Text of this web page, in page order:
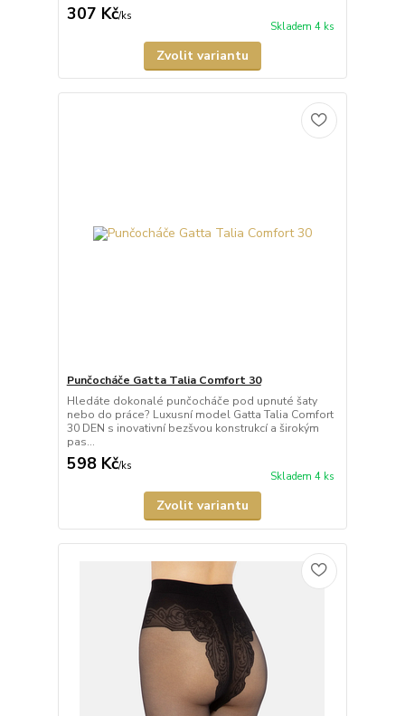
307 Kč/ks
Skladem 4 ks
Zvolit variantu
Punčocháče Gatta Talia Comfort 30
Hledáte dokonalé punčocháče pod upnuté šaty
nebo do práce? Luxusní model Gatta Talia Comfort
30 DEN s inovativní bezšvou konstrukcí a širokým
pas...
598 Kč/ks
Skladem 4 ks
Zvolit variantu